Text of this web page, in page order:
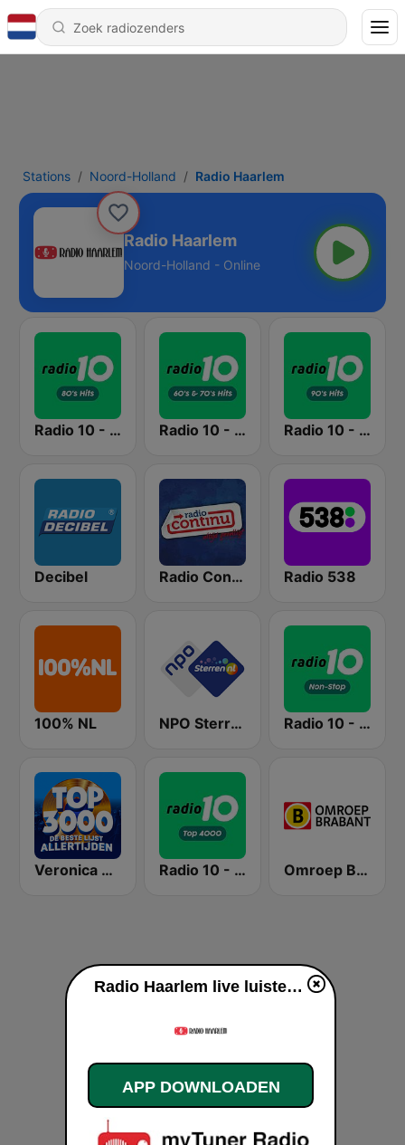
Stations Noord-Holland Radio Haarlem
Radio Haarlem
Noord-Holland - Online
Radio 10 - 80s Hits Radio 10 - 60s & 70s Hits Radio 10 - 90s Hits
Decibel Radio Continu Radio 538
100% NL NPO Sterren Radio 10 - Non-stop
Veronica Top 3000 Radio 10 - Top 4000 Omroep Brabant
Radio Haarlem live luisteren
APP DOWNLOADEN